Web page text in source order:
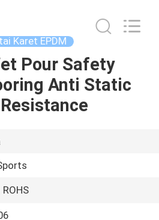
Karet EPDM
Pour Safety
Anti Static
ROHS